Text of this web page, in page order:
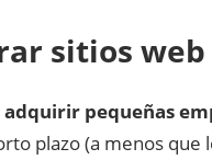
sitios web
pequeñas
plazo (a menos